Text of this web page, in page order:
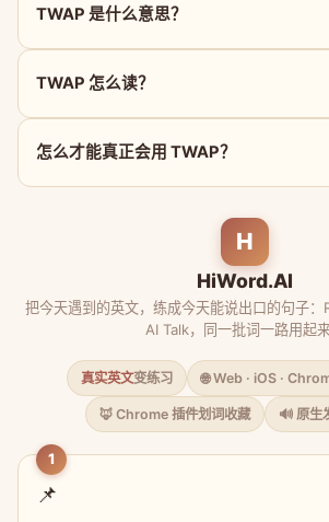
TWAP 是什么意思？
TWAP 怎么读？
怎么才能真正会用 TWAP？
H
HiWord.AI
把今天遇到的英文，练成今天能说出口的句子
AI Talk，同一批词一路用起来
真实英文变练习 🌐 Web · iOS ·
🦊 Chrome 插件划词收藏 🔊 原生
1
📌